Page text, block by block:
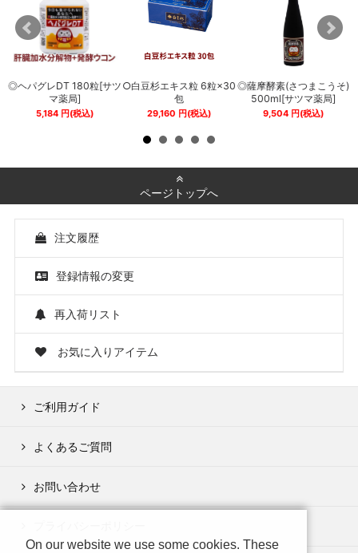
◎ヘパグレDT 180粒[サツ
マ薬局]
5,184円(税込)
○白豆杉エキス粒 6粒×30
包
29,160 円(税込)
◎薩摩酵素(さつまこうそ)
500ml[サツマ薬局]
9,504 円(税込)
ページトップへ
注文履歴
登録情報の変更
再入荷リスト
お気に入りアイテム
ご利用ガイド
よくあるご質問
お問い合わせ
On our website we use some cookies. These